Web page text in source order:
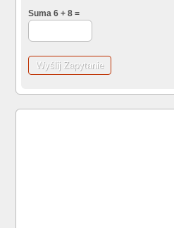
Suma 6 + 8 =